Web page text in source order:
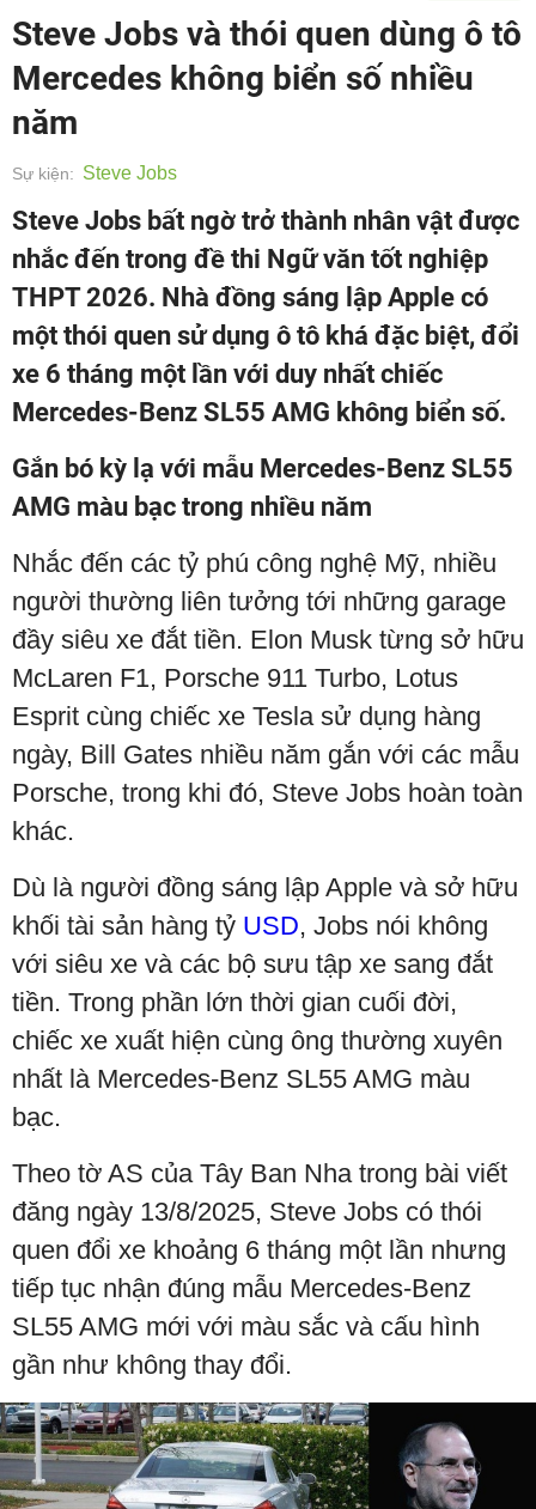
Steve Jobs và thói quen dùng ô tô
Mercedes không biển số nhiều
năm
Sự kiện: Steve Jobs
Steve Jobs bất ngờ trở thành nhân vật được
nhắc đến trong đề thi Ngữ văn tốt nghiệp
THPT 2026. Nhà đồng sáng lập Apple có
một thói quen sử dụng ô tô khá đặc biệt, đổi
xe 6 tháng một lần với duy nhất chiếc
Mercedes-Benz SL55 AMG không biển số.
Gắn bó kỳ lạ với mẫu Mercedes-Benz SL55
AMG màu bạc trong nhiều năm
Nhắc đến các tỷ phú công nghệ Mỹ, nhiều
người thường liên tưởng tới những garage
đầy siêu xe đắt tiền. Elon Musk từng sở hữu
McLaren F1, Porsche 911 Turbo, Lotus
Esprit cùng chiếc xe Tesla sử dụng hàng
ngày, Bill Gates nhiều năm gắn với các mẫu
Porsche, trong khi đó, Steve Jobs hoàn toàn
khác.
Dù là người đồng sáng lập Apple và sở hữu
khối tài sản hàng tỷ USD, Jobs nói không
với siêu xe và các bộ sưu tập xe sang đắt
tiền. Trong phần lớn thời gian cuối đời,
chiếc xe xuất hiện cùng ông thường xuyên
nhất là Mercedes-Benz SL55 AMG màu
bạc.
Theo tờ AS của Tây Ban Nha trong bài viết
đăng ngày 13/8/2025, Steve Jobs có thói
quen đổi xe khoảng 6 tháng một lần nhưng
tiếp tục nhận đúng mẫu Mercedes-Benz
SL55 AMG mới với màu sắc và cấu hình
gần như không thay đổi.